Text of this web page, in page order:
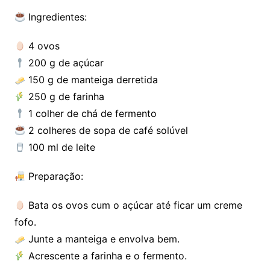
Ingredientes:
4 ovos
200 g de açúcar
150 g de manteiga derretida
250 g de farinha
1 colher de chá de fermento
2 colheres de sopa de café solúvel
100 ml de leite
Preparação:
Bata os ovos cum o açúcar até ficar um creme
fofo.
Junte a manteiga e envolva bem.
Acrescente a farinha e o fermento.